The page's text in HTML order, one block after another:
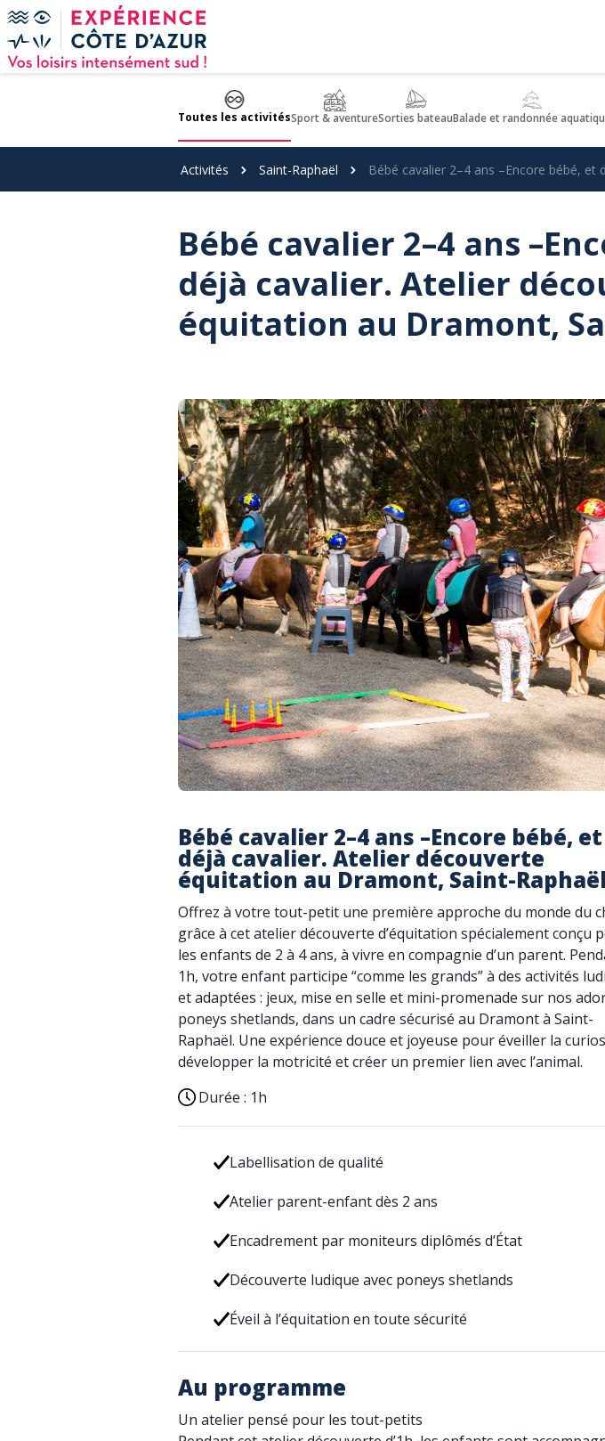
Panneau de gestion des cookies
Toutes les activitésSport & aventureSorties bateauBalade et randonnée
Activités Saint-Raphaël Bébé cavalier 2–4 ans –Encore bébé,
Bébé cavalier 2–4 ans
déjà cavalier. Atelier
équitation au Dramont,
Bébé cavalier 2–4 ans –Encore bébé, et
déjà cavalier. Atelier découverte
équitation au Dramont, Saint-Raphaël
Offrez à votre tout-petit une première approche du monde du
grâce à cet atelier découverte d’équitation spécialement conçu
les enfants de 2 à 4 ans, à vivre en compagnie d’un parent.
1h, votre enfant participe “comme les grands” à des activités
et adaptées : jeux, mise en selle et mini-promenade sur nos
poneys shetlands, dans un cadre sécurisé au Dramont à Saint-
Raphaël. Une expérience douce et joyeuse pour éveiller la
développer la motricité et créer un premier lien avec l’animal.
Durée : 1h
Labellisation de qualité
Atelier parent-enfant dès 2 ans
Encadrement par moniteurs diplômés d’État
Découverte ludique avec poneys shetlands
Éveil à l’équitation en toute sécurité
Au programme
Un atelier pensé pour les tout-petits